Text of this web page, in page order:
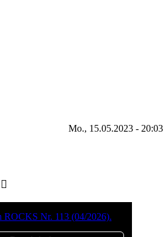
Mo., 15.05.2023 - 20:03